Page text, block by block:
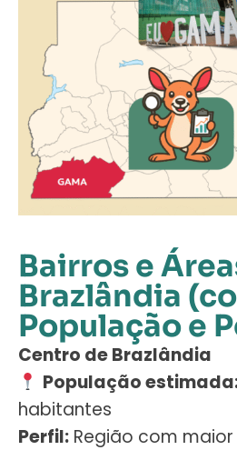
Bairros e
Brazlândia
População e
Centro de Brazlândia
População
habitantes
Perfil: Região com